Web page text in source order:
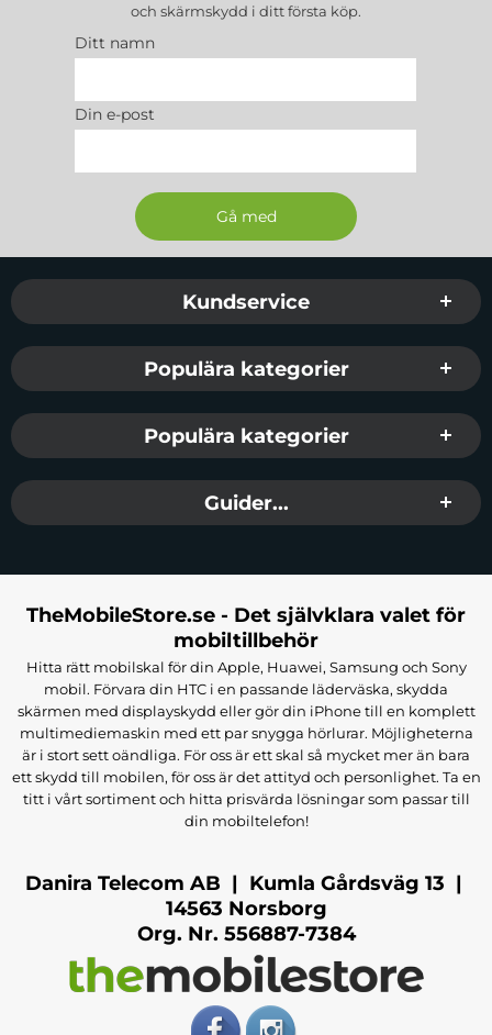
och skärmskydd i ditt första köp.
Ditt namn
Din e-post
Sidfot Blandad info och länkar
Kundservice
Populära kategorier
Populära kategorier
Guider...
TheMobileStore.se - Det självklara valet för
mobiltillbehör
Hitta rätt mobilskal för din Apple, Huawei, Samsung och Sony
mobil. Förvara din HTC i en passande läderväska, skydda
skärmen med displayskydd eller gör din iPhone till en komplett
multimediemaskin med ett par snygga hörlurar. Möjligheterna
är i stort sett oändliga. För oss är ett skal så mycket mer än bara
ett skydd till mobilen, för oss är det attityd och personlighet. Ta en
titt i vårt sortiment och hitta prisvärda lösningar som passar till
din mobiltelefon!
Danira Telecom AB | Kumla Gårdsväg 13 |
14563 Norsborg
Org. Nr. 556887-7384